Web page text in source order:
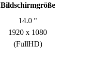
Bildschirmgröße
14.0 "
1920 x 1080
(FullHD)